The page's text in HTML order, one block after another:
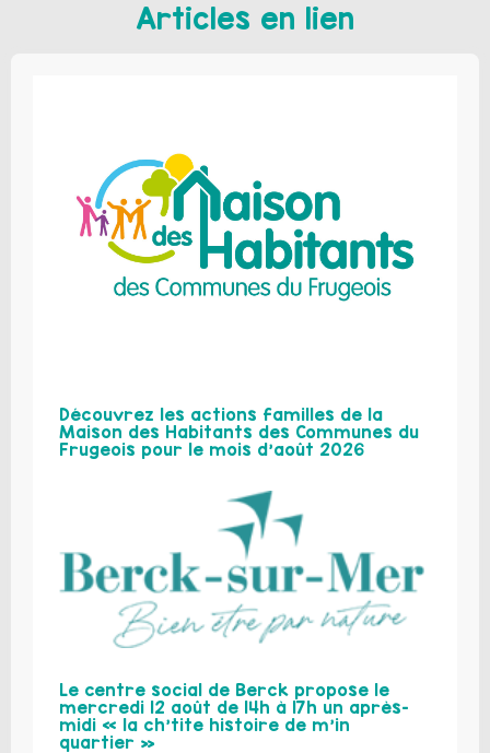
Articles en lien
Découvrez les actions familles de la
Maison des Habitants des Communes du
Frugeois pour le mois d’août 2026
Le centre social de Berck propose le
mercredi 12 août de 14h à 17h un après-
midi « la ch’tite histoire de m’in
quartier »